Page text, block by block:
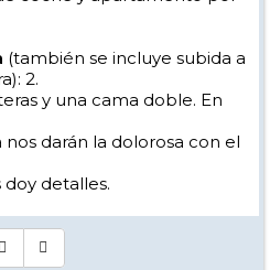
(también se incluye subida a
2.
y una cama doble. En
darán la dolorosa con el
detalles.